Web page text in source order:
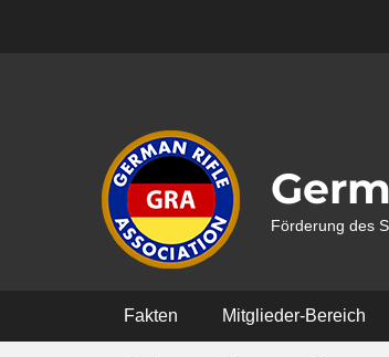
Förderung des
Hauptmenü
Fakten Mitglieder-Bereich